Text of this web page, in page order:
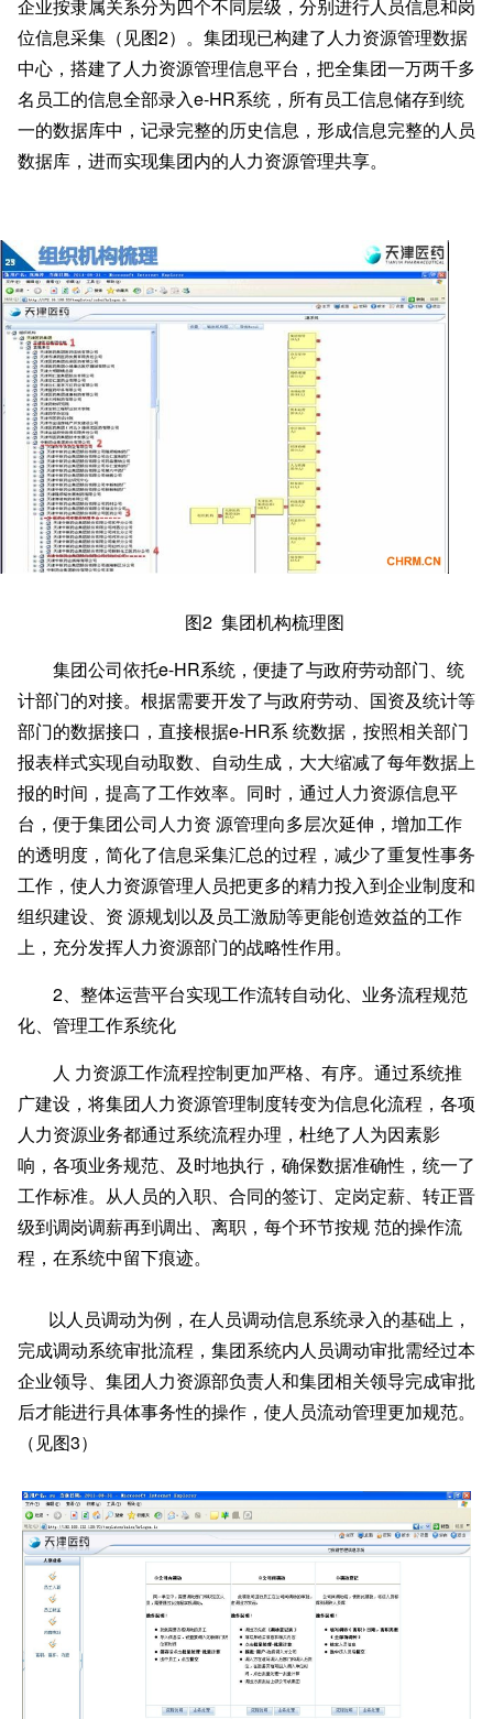
企业按隶属关系分为四个不同层级，分别进行人员信息和岗
位信息采集（见图2）。集团现已构建了人力资源管理数据
中心，搭建了人力资源管理信息平台，把全集团一万两千多
名员工的信息全部录入e-HR系统，所有员工信息储存到统
一的数据库中，记录完整的历史信息，形成信息完整的人员
数据库，进而实现集团内的人力资源管理共享。
图2 集团机构梳理图
集团公司依托e-HR系统，便捷了与政府劳动部门、统
计部门的对接。根据需要开发了与政府劳动、国资及统计等
部门的数据接口，直接根据e-HR系 统数据，按照相关部门
报表样式实现自动取数、自动生成，大大缩减了每年数据上
报的时间，提高了工作效率。同时，通过人力资源信息平
台，便于集团公司人力资 源管理向多层次延伸，增加工作
的透明度，简化了信息采集汇总的过程，减少了重复性事务
工作，使人力资源管理人员把更多的精力投入到企业制度和
组织建设、资 源规划以及员工激励等更能创造效益的工作
上，充分发挥人力资源部门的战略性作用。
2、整体运营平台实现工作流转自动化、业务流程规范
化、管理工作系统化
人 力资源工作流程控制更加严格、有序。通过系统推
广建设，将集团人力资源管理制度转变为信息化流程，各项
人力资源业务都通过系统流程办理，杜绝了人为因素影
响，各项业务规范、及时地执行，确保数据准确性，统一了
工作标准。从人员的入职、合同的签订、定岗定薪、转正晋
级到调岗调薪再到调出、离职，每个环节按规 范的操作流
程，在系统中留下痕迹。
以人员调动为例，在人员调动信息系统录入的基础上，
完成调动系统审批流程，集团系统内人员调动审批需经过本
企业领导、集团人力资源部负责人和集团相关领导完成审批
后才能进行具体事务性的操作，使人员流动管理更加规范。
（见图3）